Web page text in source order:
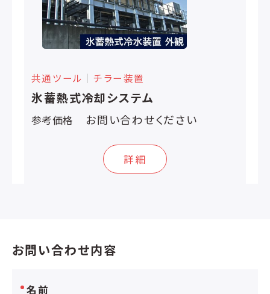
共通ツール │チラー装置
氷蓄熱式冷却システム
参考価格 お問い合わせください
詳細
お問い合わせ内容
名前